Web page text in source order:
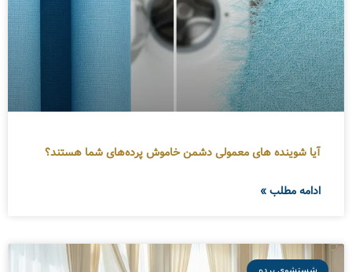
آیا شوینده های معمولی دشمن خاموش پرده‌های شما هستند؟
ادامه مطلب »
شستشوی پرده